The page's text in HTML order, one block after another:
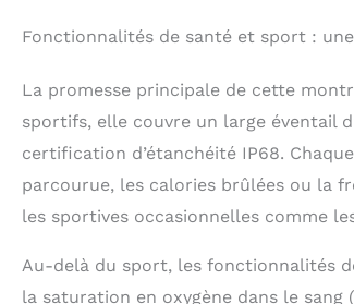
Fonctionnalités de santé et sport :
La promesse principale de cette
sportifs, elle couvre un large éventail
certification d’étanchéité IP68.
parcourue, les calories brûlées ou la
les sportives occasionnelles comme
Au-delà du sport, les fonctionnalités
la saturation en oxygène dans le sang